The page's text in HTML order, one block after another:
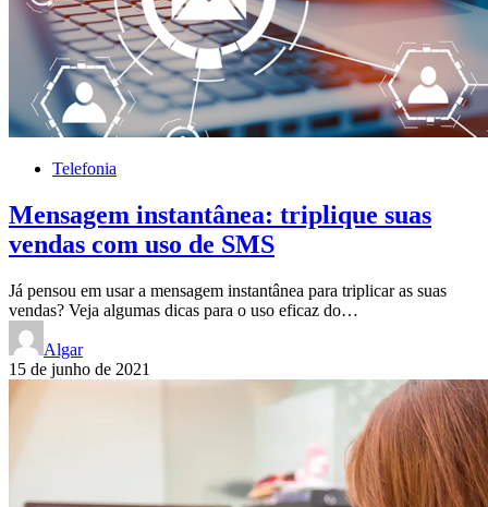
Telefonia
Mensagem instantânea: triplique suas
vendas com uso de SMS
Já pensou em usar a mensagem instantânea para triplicar as suas
vendas? Veja algumas dicas para o uso eficaz do…
Algar
15 de junho de 2021